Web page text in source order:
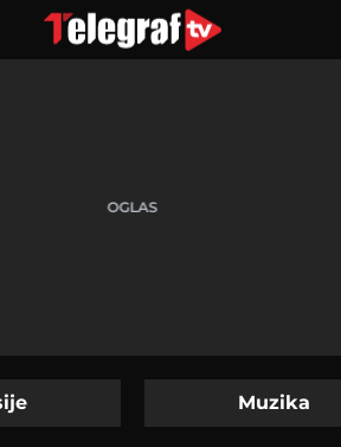
Muzika